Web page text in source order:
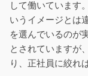
して働いています
いうイメージとは
を選んでいるのが
とされていますが
り、正社員に絞れ